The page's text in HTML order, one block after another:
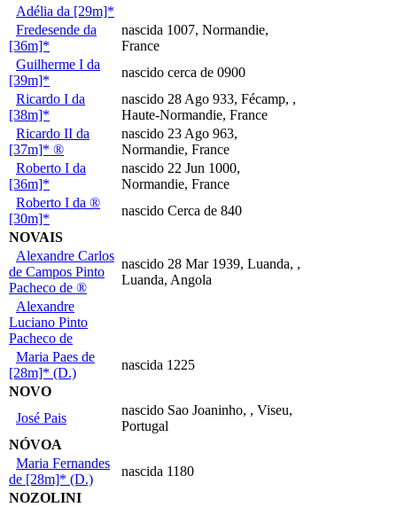
Adélia da [29m]*
Fredesende da
[36m]*
nascida 1007, Normandie,
France
Guilherme I da
[39m]*
nascido cerca de 0900
Ricardo I da
[38m]*
nascido 28 Ago 933, Fécamp, ,
Haute-Normandie, France
Ricardo II da
[37m]* ®
nascido 23 Ago 963,
Normandie, France
Roberto I da
[36m]*
nascido 22 Jun 1000,
Normandie, France
Roberto I da ®
[30m]*
nascido Cerca de 840
NOVAIS
Alexandre Carlos
de Campos Pinto
Pacheco de ®
nascido 28 Mar 1939, Luanda, ,
Luanda, Angola
Alexandre
Luciano Pinto
Pacheco de
Maria Paes de
[28m]* (D.)
nascida 1225
NOVO
José Pais
nascido Sao Joaninho, , Viseu,
Portugal
NÓVOA
Maria Fernandes
de [28m]* (D.)
nascida 1180
NOZOLINI